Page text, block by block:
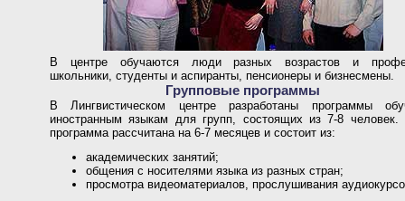
В центре обучаются люди разных возрастов и
школьники, студенты и аспиранты, пенсионеры и бизнесмены.
Групповые программы
В Лингвистическом центре разработаны программы
иностранным языкам для групп, состоящих из 7-8 человек.
программа рассчитана на 6-7 месяцев и состоит из:
академических занятий;
общения с носителями языка из разных стран;
просмотра видеоматериалов, прослушивания